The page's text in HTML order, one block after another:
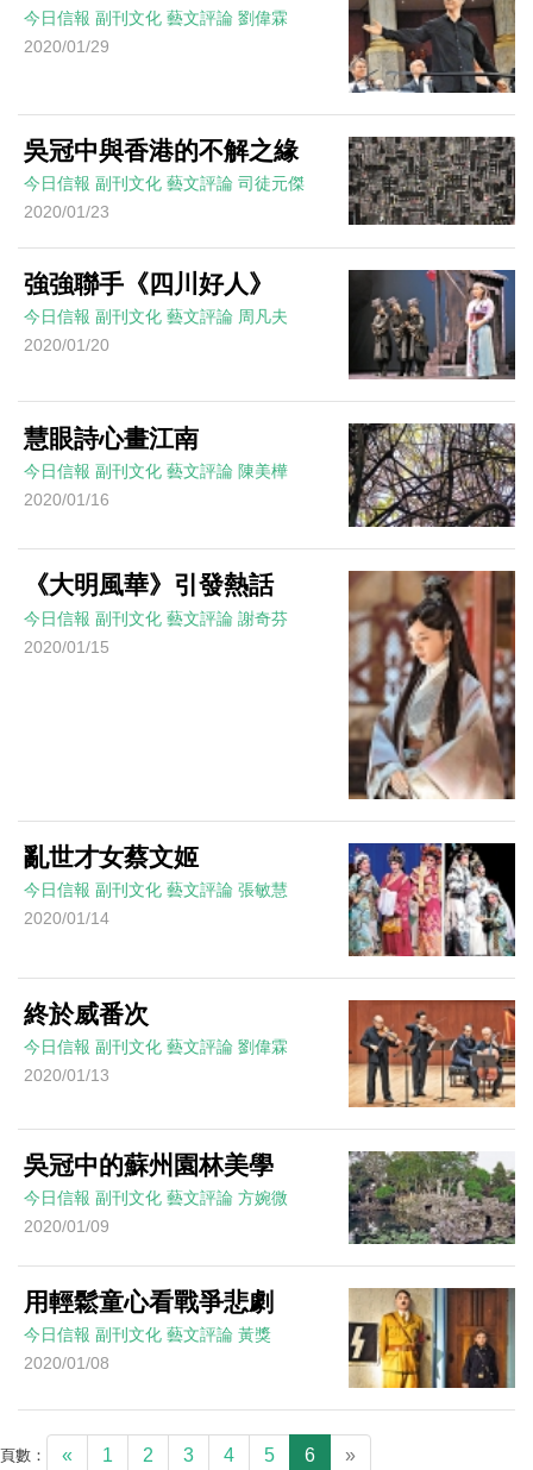
今日信報 副刊文化 藝文評論 劉偉霖
2020/01/29
吳冠中與香港的不解之緣
今日信報 副刊文化 藝文評論 司徒元傑
2020/01/23
強強聯手《四川好人》
今日信報 副刊文化 藝文評論 周凡夫
2020/01/20
慧眼詩心畫江南
今日信報 副刊文化 藝文評論 陳美樺
2020/01/16
《大明風華》引發熱話
今日信報 副刊文化 藝文評論 謝奇芬
2020/01/15
亂世才女蔡文姬
今日信報 副刊文化 藝文評論 張敏慧
2020/01/14
終於威番次
今日信報 副刊文化 藝文評論 劉偉霖
2020/01/13
吳冠中的蘇州園林美學
今日信報 副刊文化 藝文評論 方婉微
2020/01/09
用輕鬆童心看戰爭悲劇
今日信報 副刊文化 藝文評論 黃獎
2020/01/08
頁數： « 1 2 3 4 5 6 »